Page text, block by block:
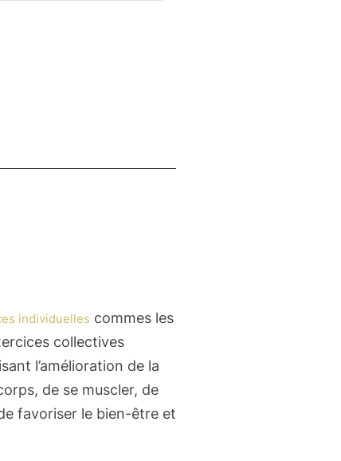
individuelles commes les
collectives
l’amélioration de la
de se muscler, de
favoriser le bien-être et